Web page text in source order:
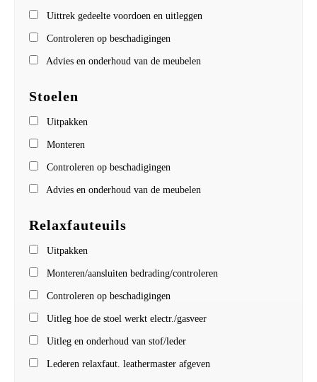
Uittrek gedeelte voordoen en uitleggen
Controleren op beschadigingen
Advies en onderhoud van de meubelen
Stoelen
Uitpakken
Monteren
Controleren op beschadigingen
Advies en onderhoud van de meubelen
Relaxfauteuils
Uitpakken
Monteren/aansluiten bedrading/controleren
Controleren op beschadigingen
Uitleg hoe de stoel werkt electr./gasveer
Uitleg en onderhoud van stof/leder
Lederen relaxfaut. leathermaster afgeven